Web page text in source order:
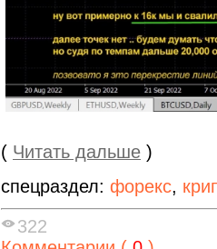
( Читать дальше )
спецраздел: форекс,
322